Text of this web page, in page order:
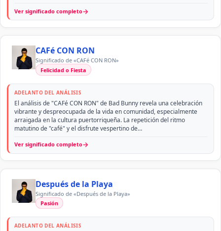
Ver significado completo→
CAFé CON RON
Significado de «CAFé CON RON»
Felicidad o Fiesta
ADELANTO DEL ANÁLISIS
El análisis de "CAFé CON RON" de Bad Bunny revela una celebración
vibrante y despreocupada de la vida en comunidad, especialmente
arraigada en la cultura puertorriqueña. La repetición del ritmo
matutino de "café" y el disfrute vespertino de…
Ver significado completo→
Después de la Playa
Significado de «Después de la Playa»
Pasión
ADELANTO DEL ANÁLISIS